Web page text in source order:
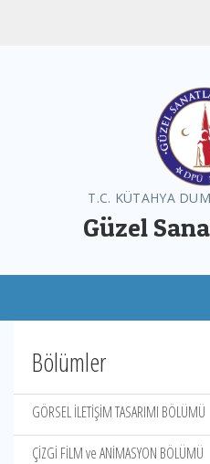
T.C. KÜTAHYA
Güzel
Bölümler
GÖRSEL İLETİŞİM TASARIMI BÖLÜMÜ
ÇİZGİ FİLM ve ANİMASYON BÖLÜMÜ